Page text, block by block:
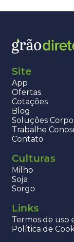
Site
App
Ofertas
Cotações
Blog
Soluções
Trabalhe
Contato
Culturas
Milho
Soja
Sorgo
Links
Termos de uso
Política de